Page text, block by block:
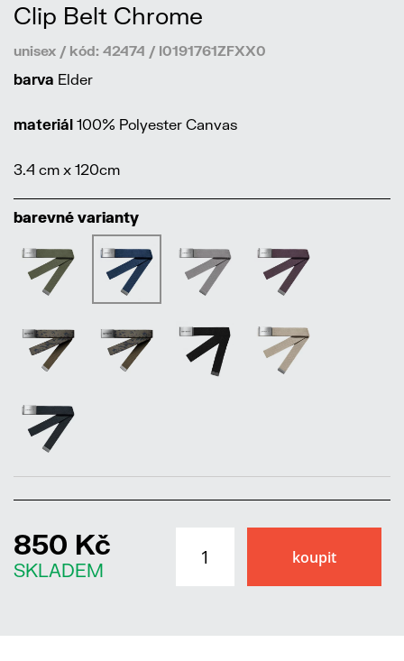
Clip Belt Chrome
unisex / kód: 42474 / I0191761ZFXX0
barva Elder
materiál 100% Polyester Canvas
3.4 cm x 120cm
barevné varianty
850 Kč
SKLADEM